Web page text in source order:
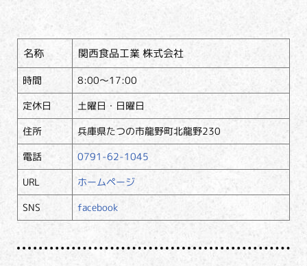
名称 関西食品工業 株式会社
時間
8:00～17:00
定休日
土曜日・日曜日
住所
兵庫県たつの市龍野町北龍野230
電話
0791-62-1045
URL
ホームページ
SNS
facebook